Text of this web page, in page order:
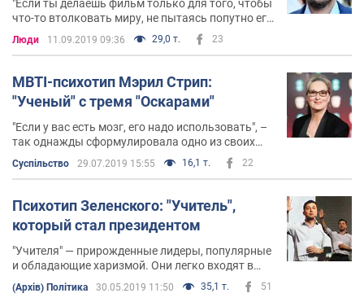
"Если ты делаешь фильм только для того, чтобы
что-то втолковать миру, не пытаясь попутно его
развлечь, – это будет пустая трата времени", –
говорит Леонардо ДиКаприо.
Люди 11.09.2019 09:36 29,0 т. 23
MBTI-психотип Мэрил Стрип:
"Ученый" с тремя "Оскарами"
"Если у вас есть мозг, его надо использовать", –
так однажды сформулировала одно из своих
ключевых правил жизни Мэрил Стрип
Суспільство 29.07.2019 15:55 16,1 т. 22
Психотип Зеленского: "Учитель",
который стал президентом
"Учителя" — прирожденные лидеры, популярные
и обладающие харизмой. Они легко входят в
контакт, прекрасно умеют общаться и часто
пользуются своим даром убеждения
(Архів) Політика 30.05.2019 11:50 35,1 т. 51